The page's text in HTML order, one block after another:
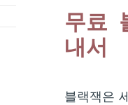
무료
내서
블랙잭은